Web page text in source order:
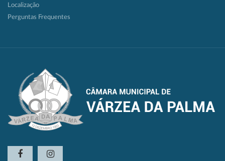
Localização
Perguntas Frequentes